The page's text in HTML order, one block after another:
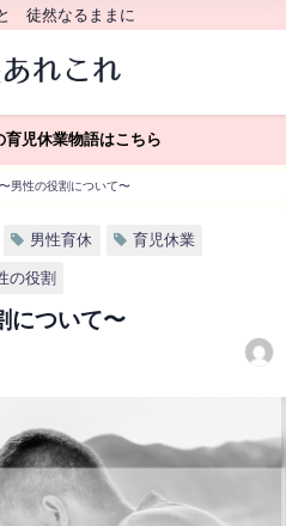
徒然なるままに
育児休業物語はこちら
男性の役割について〜
男性育休 育児休業
の役割
について〜